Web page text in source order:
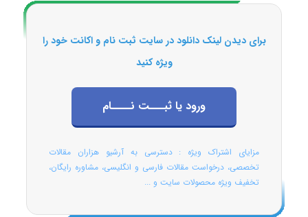
برای دیدن لینک دانلود در سایت ثبت نام و اکانت خود را
ویژه کنید
ورود یا ثبـــت نــــام
مزایای اشتراک ویژه : دسترسی به آرشیو هزاران مقالات
تخصصی، درخواست مقالات فارسی و انگلیسی، مشاوره رایگان،
تخفیف ویژه محصولات سایت و ...